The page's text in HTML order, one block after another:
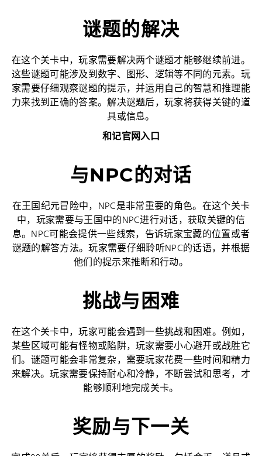
谜题的解决
在这个关卡中，玩家需要解决两个谜题才能够继续前进。
这些谜题可能涉及到数字、图形、逻辑等不同的元素。玩
家需要仔细观察谜题的提示，并运用自己的智慧和推理能
力来找到正确的答案。解决谜题后，玩家将获得关键的道
具或信息。
和记官网入口
与NPC的对话
在王国纪元冒险中，NPC是非常重要的角色。在这个关卡
中，玩家需要与王国中的NPC进行对话，获取关键的信
息。NPC可能会提供一些线索，告诉玩家宝藏的位置或者
谜题的解答方法。玩家需要仔细聆听NPC的话语，并根据
他们的提示来推断和行动。
挑战与困难
在这个关卡中，玩家可能会遇到一些挑战和困难。例如，
某些区域可能有怪物或陷阱，玩家需要小心避开或战胜它
们。谜题可能会非常复杂，需要玩家花费一些时间和精力
来解决。玩家需要保持耐心和冷静，不断尝试和思考，才
能够顺利地完成关卡。
奖励与下一关